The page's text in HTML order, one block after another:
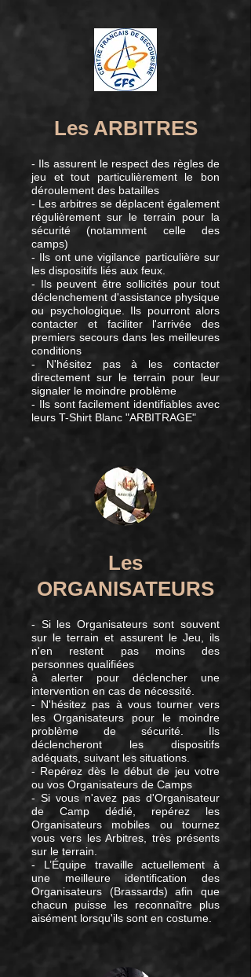
Les ARBITRES
- Ils assurent le respect des règles de
jeu et tout particulièrement le bon
déroulement des batailles
- Les arbitres se déplacent également
régulièrement sur le terrain pour la
sécurité (notamment celle des
camps)
- Ils ont une vigilance particulière sur
les dispositifs liés aux feux.
- Ils peuvent être sollicités pour tout
déclenchement d'assistance physique
ou psychologique. Ils pourront alors
contacter et faciliter l'arrivée des
premiers secours dans les meilleures
conditions
- N'hésitez pas à les contacter
directement sur le terrain pour leur
signaler le moindre problème
- Ils sont facilement identifiables avec
leurs T-Shirt Blanc "ARBITRAGE"
Les
ORGANISATEURS
- Si les Organisateurs sont souvent
sur le terrain et assurent le Jeu, ils
n'en restent pas moins des
personnes qualifiées
à alerter pour déclencher une
intervention en cas de nécessité.
- N'hésitez pas à vous tourner vers
les Organisateurs pour le moindre
problème de sécurité. Ils
déclencheront les dispositifs
adéquats, suivant les situations.
- Repérez dès le début de jeu votre
ou vos Organisateurs de Camps
- Si vous n'avez pas d'Organisateur
de Camp dédié, repérez les
Organisateurs mobiles ou tournez
vous vers les Arbitres, très présents
sur le terrain.
- L’Équipe travaille actuellement à
une meilleure identification des
Organisateurs (Brassards) afin que
chacun puisse les reconnaître plus
aisément lorsqu'ils sont en costume.